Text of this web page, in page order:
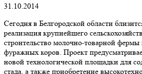
31.10.2014
Сегодня в Белгородской области
реализация крупнейшего
строительство молочно-товарной фермы
фуражных коров. Проект
новой технологической площадки для
стада, а также приобретение